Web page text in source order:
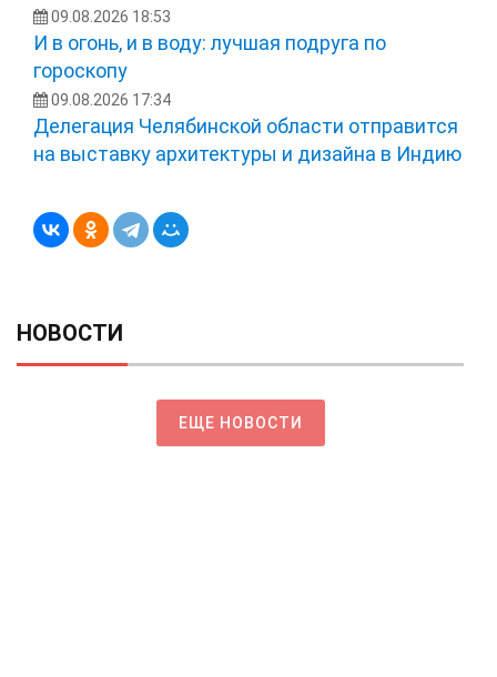
09.08.2026 18:53
И в огонь, и в воду: лучшая подруга по
гороскопу
09.08.2026 17:34
Делегация Челябинской области отправится
на выставку архитектуры и дизайна в Индию
НОВОСТИ
ЕЩЕ НОВОСТИ